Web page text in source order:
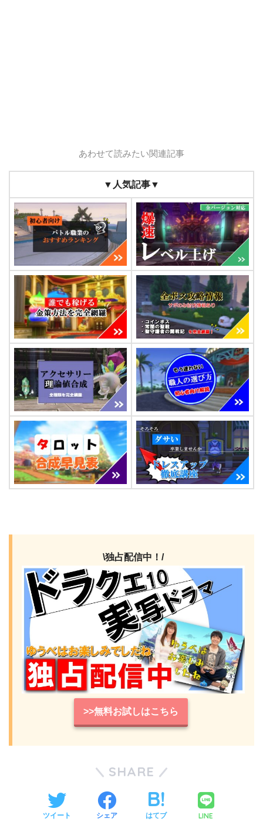
あわせて読みたい関連記事
▼人気記事▼
\独占配信中！/
>>無料お試しはこちら
SHARE
ツイート シェア はてブ LINE